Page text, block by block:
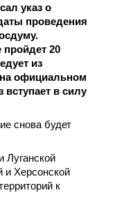
указ о
проведения
пройдет 20
из
официальном
в силу
снова будет
Луганской
и Херсонской
к